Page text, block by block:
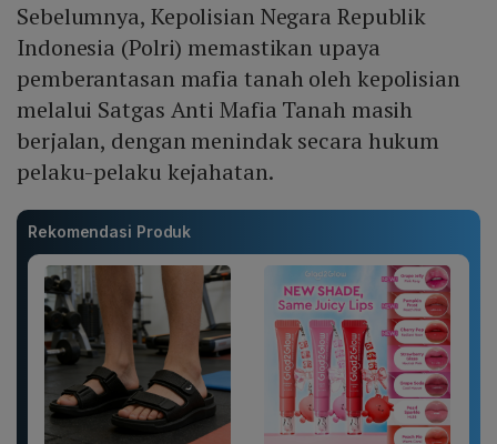
Sebelumnya, Kepolisian Negara Republik
Indonesia (Polri) memastikan upaya
pemberantasan mafia tanah oleh kepolisian
melalui Satgas Anti Mafia Tanah masih
berjalan, dengan menindak secara hukum
pelaku-pelaku kejahatan.
Rekomendasi Produk